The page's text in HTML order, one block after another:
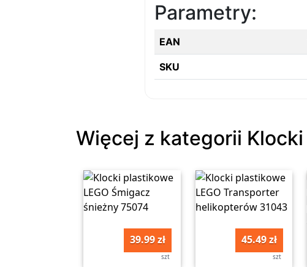
Parametry:
EAN
SKU
Więcej z kategorii Klocki
39.99 zł
szt
45.49 zł
szt